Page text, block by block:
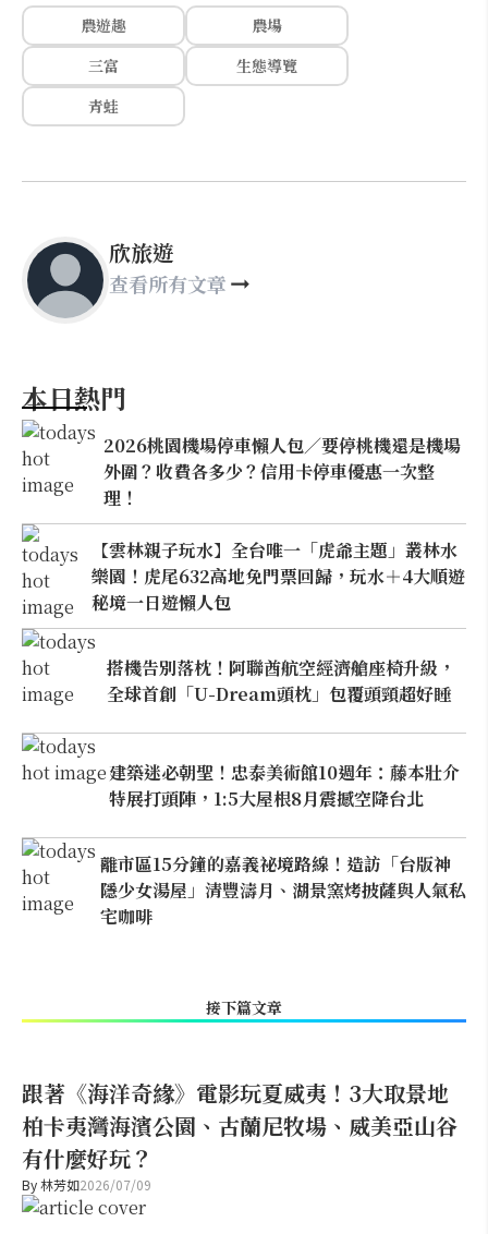
農遊趣
農場
三富
生態導覽
青蛙
欣旅遊
查看所有文章
本日熱門
2026桃園機場停車懶人包／要停桃機還是機場
外圍？收費各多少？信用卡停車優惠一次整
理！
【雲林親子玩水】全台唯一「虎爺主題」叢林水
樂園！虎尾632高地免門票回歸，玩水＋4大順遊
秘境一日遊懶人包
搭機告別落枕！阿聯酋航空經濟艙座椅升級，
全球首創「U-Dream頭枕」包覆頭頸超好睡
建築迷必朝聖！忠泰美術館10週年：藤本壯介
特展打頭陣，1:5大屋根8月震撼空降台北
離市區15分鐘的嘉義祕境路線！造訪「台版神
隱少女湯屋」清豐濤月、湖景窯烤披薩與人氣私
宅咖啡
接下篇文章
跟著《海洋奇緣》電影玩夏威夷！3大取景地
柏卡夷灣海濱公園、古蘭尼牧場、威美亞山谷
有什麼好玩？
By林芳如2026/07/09